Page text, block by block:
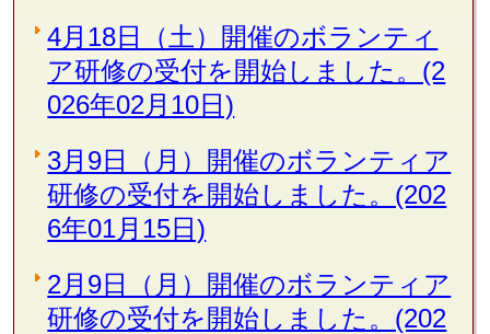
4月18日（土）開催のボランティ
ア研修の受付を開始しました。(2
026年02月10日)
3月9日（月）開催のボランティア
研修の受付を開始しました。(202
6年01月15日)
2月9日（月）開催のボランティア
研修の受付を開始しました。(202